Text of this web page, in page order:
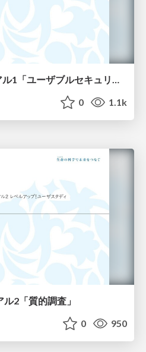
UWS2020チュートリアル1「ユーザブルセキュリティ入門」
0 1.1k
2「質的調査」
0 950